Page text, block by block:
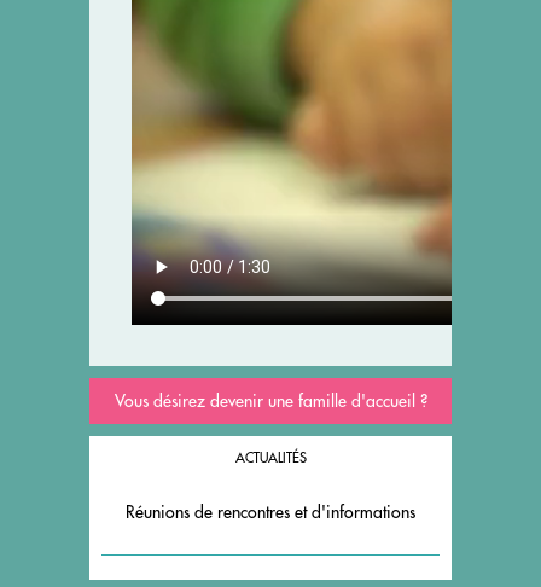
Vous désirez devenir une famille d'accueil ?
ACTUALITÉS
Réunions de rencontres et d'informations